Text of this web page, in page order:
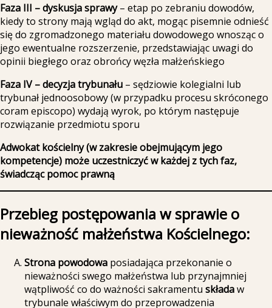
Faza III – dyskusja sprawy– etap po zebraniu dowodów,
kiedy to strony mają wgląd do akt, mogąc pisemnie odnieść
się do zgromadzonego materiału dowodowego wnosząc o
jego ewentualne rozszerzenie, przedstawiając uwagi do
opinii biegłego oraz obrońcy węzła małżeńskiego
Faza IV – decyzja trybunału – sędziowie kolegialni lub
trybunał jednoosobowy (w przypadku procesu skróconego
coram episcopo) wydają wyrok, po którym następuje
rozwiązanie przedmiotu sporu
Adwokat kościelny (w zakresie obejmującym jego
kompetencje) może uczestniczyć w każdej z tych faz,
świadcząc pomoc prawną
Przebieg postępowania w sprawie o
nieważność małżeństwa Kościelnego:
Strona powodowa posiadająca przekonanie o
nieważności swego małżeństwa lub przynajmniej
wątpliwość co do ważności sakramentu składaw
trybunale właściwym do przeprowadzenia